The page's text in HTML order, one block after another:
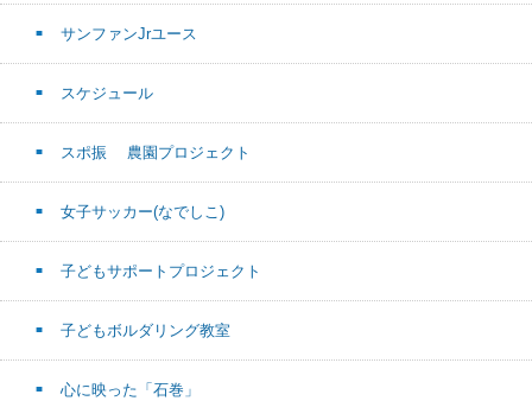
サンファンJrユース
スケジュール
スポ振 農園プロジェクト
女子サッカー(なでしこ)
子どもサポートプロジェクト
子どもボルダリング教室
心に映った「石巻」